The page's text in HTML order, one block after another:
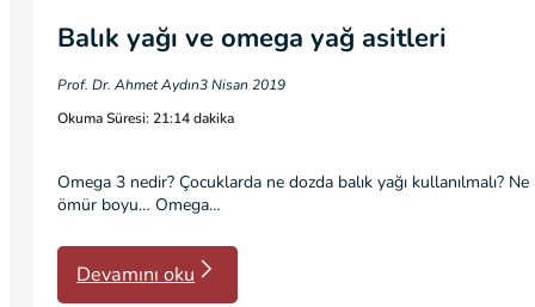
Balık yağı ve omega yağ asitleri
Prof. Dr. Ahmet Aydın3 Nisan 2019
Okuma Süresi: 21:14 dakika
Omega 3 nedir? Çocuklarda ne dozda balık yağı kullanılmalı?
ömür boyu… Omega…
Devamını oku